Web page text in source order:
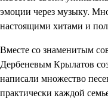
эмоции через музыку.
настоящими хитами и
Вместе со знаменитым
Дербеневым Крылатов
написали множество
практически каждой